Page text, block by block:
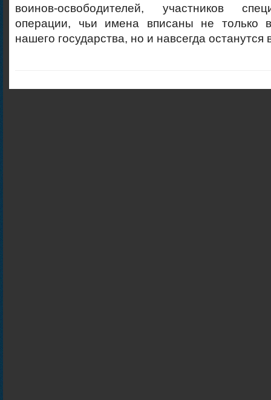
воинов-освободителей, участников
операции, чьи имена вписаны не только
нашего государства, но и навсегда